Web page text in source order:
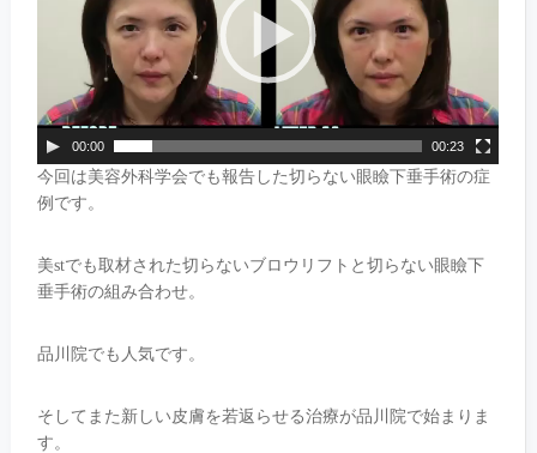
00:00 00:23
今回は美容外科学会でも報告した切らない眼瞼下垂手術の症
例です。
美stでも取材された切らないブロウリフトと切らない眼瞼下
垂手術の組み合わせ。
品川院でも人気です。
そしてまた新しい皮膚を若返らせる治療が品川院で始まりま
す。